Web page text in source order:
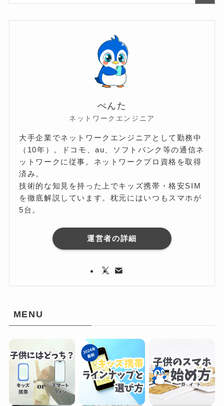
ぺんた
ネットワークエンジニア
大手企業でネットワークエンジニアとして勤務中
（10年）。ドコモ、au、ソフトバンク等の通信ネ
ットワークに従事。ネットワークプロ資格を取得
済み。
技術的な知見を持った上でキッズ携帯・格安SIM
を徹底解説しています。枕元にはいつもスマホが
5台。
運営者の詳細
MENU